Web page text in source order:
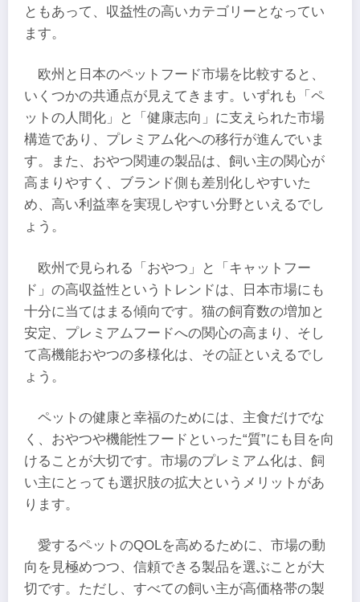
ともあって、収益性の高いカテゴリーとなってい
ます。
欧州と日本のペットフード市場を比較すると、
いくつかの共通点が見えてきます。いずれも「ペ
ットの人間化」と「健康志向」に支えられた市場
構造であり、プレミアム化への移行が進んでいま
す。また、おやつ関連の製品は、飼い主の関心が
高まりやすく、ブランド側も差別化しやすいた
め、高い利益率を実現しやすい分野といえるでし
ょう。
欧州で見られる「おやつ」と「キャットフー
ド」の高収益性というトレンドは、日本市場にも
十分に当てはまる傾向です。猫の飼育数の増加と
安定、プレミアムフードへの関心の高まり、そし
て高機能おやつの多様化は、その証といえるでし
ょう。
ペットの健康と幸福のためには、主食だけでな
く、おやつや機能性フードといった“質”にも目を向
けることが大切です。市場のプレミアム化は、飼
い主にとっても選択肢の拡大というメリットがあ
ります。
愛するペットのQOLを高めるために、市場の動
向を見極めつつ、信頼できる製品を選ぶことが大
切です。ただし、すべての飼い主が高価格帯の製